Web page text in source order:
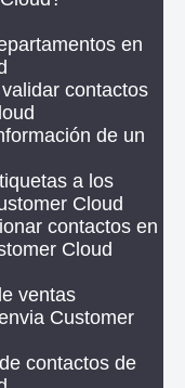
en
contactos
de un
a los
Cloud
contactos en
Cloud
ventas
Customer
contactos de